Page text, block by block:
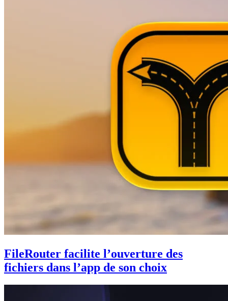
FileRouter facilite l’ouverture des
fichiers dans l’app de son choix